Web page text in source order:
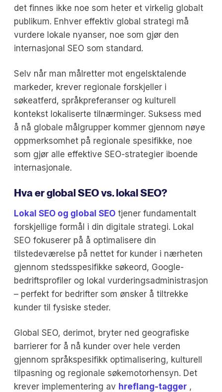
det finnes ikke noe som heter et virkelig globalt
publikum. Enhver effektiv global strategi må
vurdere lokale nyanser, noe som gjør den
internasjonal SEO som standard.
Selv når man målretter mot engelsktalende
markeder, krever regionale forskjeller i
søkeatferd, språkpreferanser og kulturell
kontekst lokaliserte tilnærminger. Suksess med
å nå globale målgrupper kommer gjennom nøye
oppmerksomhet på regionale spesifikke, noe
som gjør alle effektive SEO-strategier iboende
internasjonale.
Hva er global SEO vs. lokal SEO?
Lokal SEO og global SEO tjener fundamentalt
forskjellige formål i din digitale strategi. Lokal
SEO fokuserer på å optimalisere din
tilstedeværelse på nettet for kunder i nærheten
gjennom stedsspesifikke søkeord, Google-
bedriftsprofiler og lokal vurderingsadministrasjon
– perfekt for bedrifter som ønsker å tiltrekke
kunder til fysiske steder.
Global SEO, derimot, bryter ned geografiske
barrierer for å nå kunder over hele verden
gjennom språkspesifikk optimalisering, kulturell
tilpasning og regionale søkemotorhensyn. Det
krever implementering av hreflang-tagger ,